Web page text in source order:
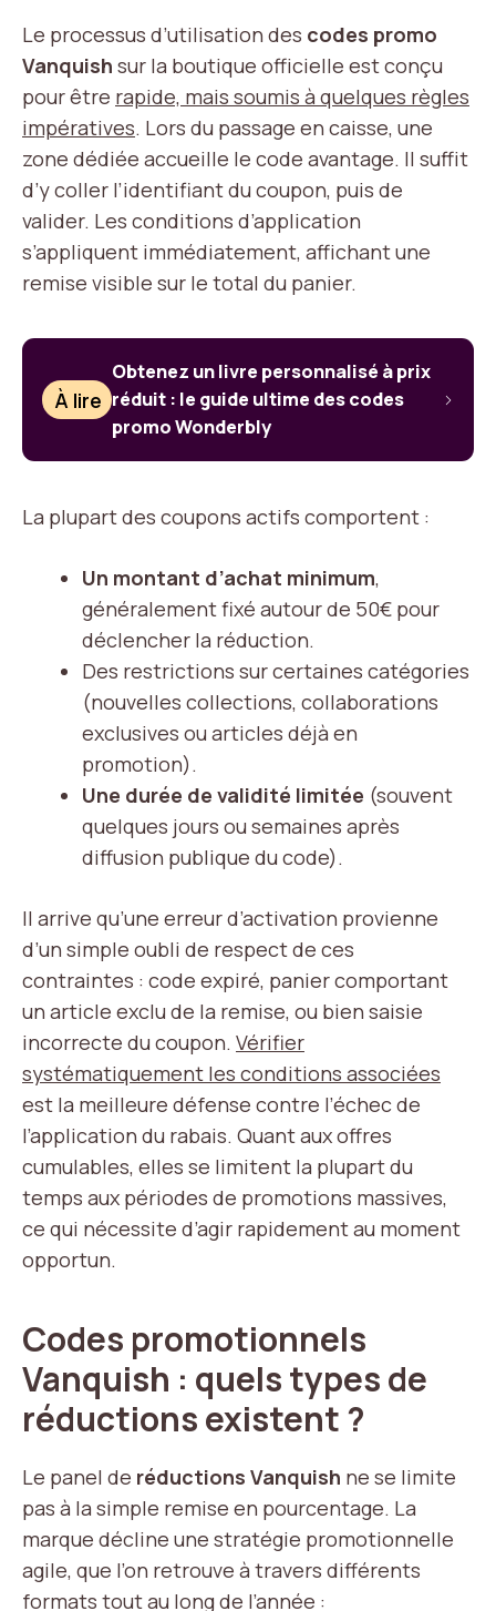
Le processus d’utilisation des codes promo
Vanquish sur la boutique officielle est conçu
pour être rapide, mais soumis à quelques règles
impératives. Lors du passage en caisse, une
zone dédiée accueille le code avantage. Il suffit
d’y coller l’identifiant du coupon, puis de
valider. Les conditions d’application
s’appliquent immédiatement, affichant une
remise visible sur le total du panier.
À lire
Obtenez un livre personnalisé à prix
réduit : le guide ultime des codes
promo Wonderbly
La plupart des coupons actifs comportent :
Un montant d’achat minimum,
généralement fixé autour de 50€ pour
déclencher la réduction.
Des restrictions sur certaines catégories
(nouvelles collections, collaborations
exclusives ou articles déjà en
promotion).
Une durée de validité limitée (souvent
quelques jours ou semaines après
diffusion publique du code).
Il arrive qu’une erreur d’activation provienne
d’un simple oubli de respect de ces
contraintes : code expiré, panier comportant
un article exclu de la remise, ou bien saisie
incorrecte du coupon. Vérifier
systématiquement les conditions associées
est la meilleure défense contre l’échec de
l’application du rabais. Quant aux offres
cumulables, elles se limitent la plupart du
temps aux périodes de promotions massives,
ce qui nécessite d’agir rapidement au moment
opportun.
Codes promotionnels
Vanquish : quels types de
réductions existent ?
Le panel de réductions Vanquish ne se limite
pas à la simple remise en pourcentage. La
marque décline une stratégie promotionnelle
agile, que l’on retrouve à travers différents
formats tout au long de l’année :